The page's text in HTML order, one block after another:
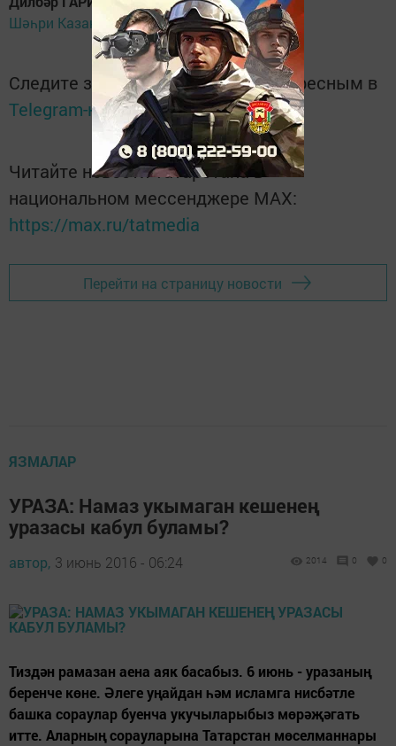
Шәһри Казан
Следите за самым важным и интересным в
Telegram-каналеТатмедиа
Читайте новости Татарстана в
национальном мессенджере MАХ:
https://max.ru/tatmedia
Перейти на страницу новости
ЯЗМАЛАР
УРАЗА: Намаз укымаган кешенең
уразасы кабул буламы?
автор, 3 июнь 2016 - 06:24 2014 0 0
Тиздән рамазан аена аяк басабыз. 6 июнь - уразаның
беренче көне. Әлеге уңайдан һәм исламга нисбәтле
башка сораулар буенча укучыларыбыз мөрәҗәгать
итте. Аларның сорауларына Татарстан мөселманнары